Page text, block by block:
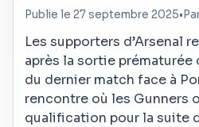
Publie le 27 septembre 2025•
Les supporters d’Arsenal
après la sortie prématurée
du dernier match face à
rencontre où les Gunners
qualification pour la suite